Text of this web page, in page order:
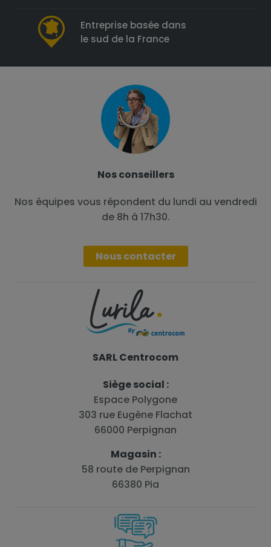
Entreprise basée dans
le sud de la France
Nos conseillers
Nos équipes vous répondent du lundi au vendredi
de 8h à 17h30.
Nous contacter
SARL Centrocom
Siège social :
Espace Polygone
303 rue Eugène Flachat
66000 Perpignan
Magasin :
58 route de Perpignan
66380 Pia